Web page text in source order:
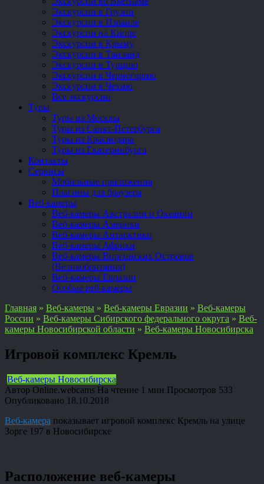
Экскурсии в Грузии
Экскурсии в Израиле
Экскурсии на Кипре
Экскурсии в Крыму
Экскурсии в Таиланд
Экскурсии в Турцию
Экскурсии в Черногорию
Экскурсии в Чехию
Все экскурсии
Туры
Туры из Москвы
Туры из Санкт-Петербурга
Туры из Краснодара
Туры из Екатеринбурга
Контакты
Сервисы
Мобильные приложения
Плагины для браузера
Веб-камеры
Веб-камеры Австралии и Океании
Веб-камеры Америки
Веб-камеры Антарктики
Веб-камеры Африки
Веб-камеры Виргинских Островов
(Великобритания)
Веб-камеры Евразии
Особые веб-камеры
Главная » Веб-камеры » Веб-камеры Евразии » Веб-камеры
России » Веб-камеры Сибирского федерального округа » Веб-
камеры Новосибирской области » Веб-камеры Новосибирска
Игровой комплекс Кремль
Веб-камеры Новосибирска
Автор Online.webcams На чтение 1 мин Просмотров 533
Опубликовано 18.10.2018
Веб-камера показывает игровой комплекс Кремль на улице
Зорге 197 в Новосибирске
Расположение веб-камеры